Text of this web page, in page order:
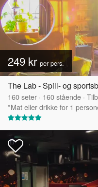
249 kr per pers.
The Lab - Spill- og
160seter · 160stående ·
*Mat eller drikke for 1